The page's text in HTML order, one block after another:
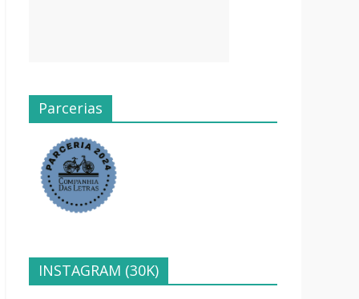
Parcerias
INSTAGRAM (30K)